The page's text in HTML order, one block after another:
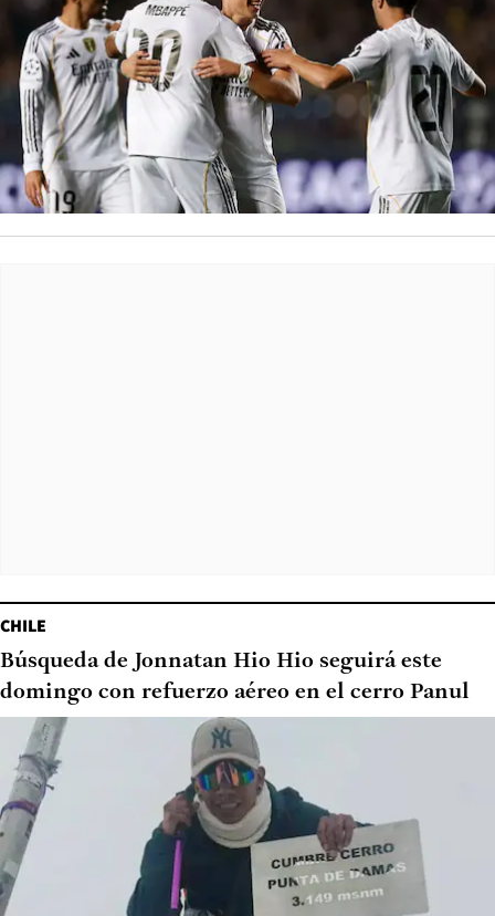
CHILE
Búsqueda de Jonnatan Hio Hio seguirá este
domingo con refuerzo aéreo en el cerro Panul